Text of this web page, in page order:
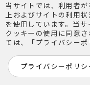
当サイトでは、利用者
上およびサイトの利用
を使用しています。当
クッキーの使用に同意さ
ては、「プライバシー
プライバシーポリシ